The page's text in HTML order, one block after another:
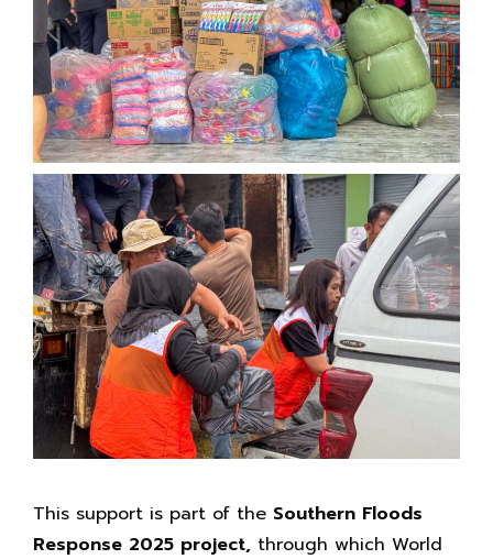
This support is part of the Southern Floods
Response 2025 project, through which World